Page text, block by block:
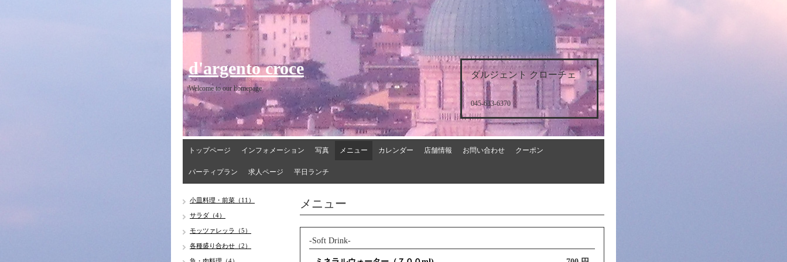
ダルジェント クローチェ
045-633-6370
d'argento croce
Welcome to our homepage
トップページ インフォメーション 写真 メニュー カレンダー 店舗情報 お問い合わせ クーポン
パーティプラン 求人ページ 平日ランチ
メニュー
-Soft Drink-
小皿料理・前菜（11）
サラダ（4）
モッツァレッラ（5）
各種盛り合わせ（2）